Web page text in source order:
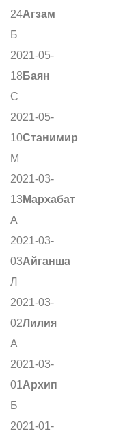
24Агзам
Б
2021-05-
18 Баян
С
2021-05-
10Станимир
М
2021-03-
13 Мархабат
А
2021-03-
03Айганша
Л
2021-03-
02Лилия
А
2021-03-
01Архип
Б
2021-01-